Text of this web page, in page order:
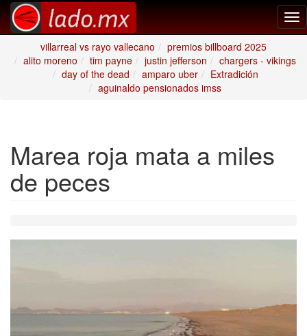
villarreal vs rayo vallecano
premios billboard 2025
alito moreno
tim payne justin jefferson
chargers - vikings
day of the dead
amparo uber
Extradición
aguinaldo pensionados imss
Marea roja mata a miles
de peces